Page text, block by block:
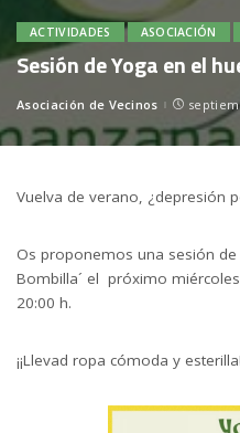
ACTIVIDADES ASOCIACIÓN
Sesión de Yoga en el
Posted
Asociación de Vecinos
Vuelva de verano, ¿depresión
Os proponemos una sesión
Bombilla´ el próximo
20:00 h.
¡¡Llevad ropa cómoda y